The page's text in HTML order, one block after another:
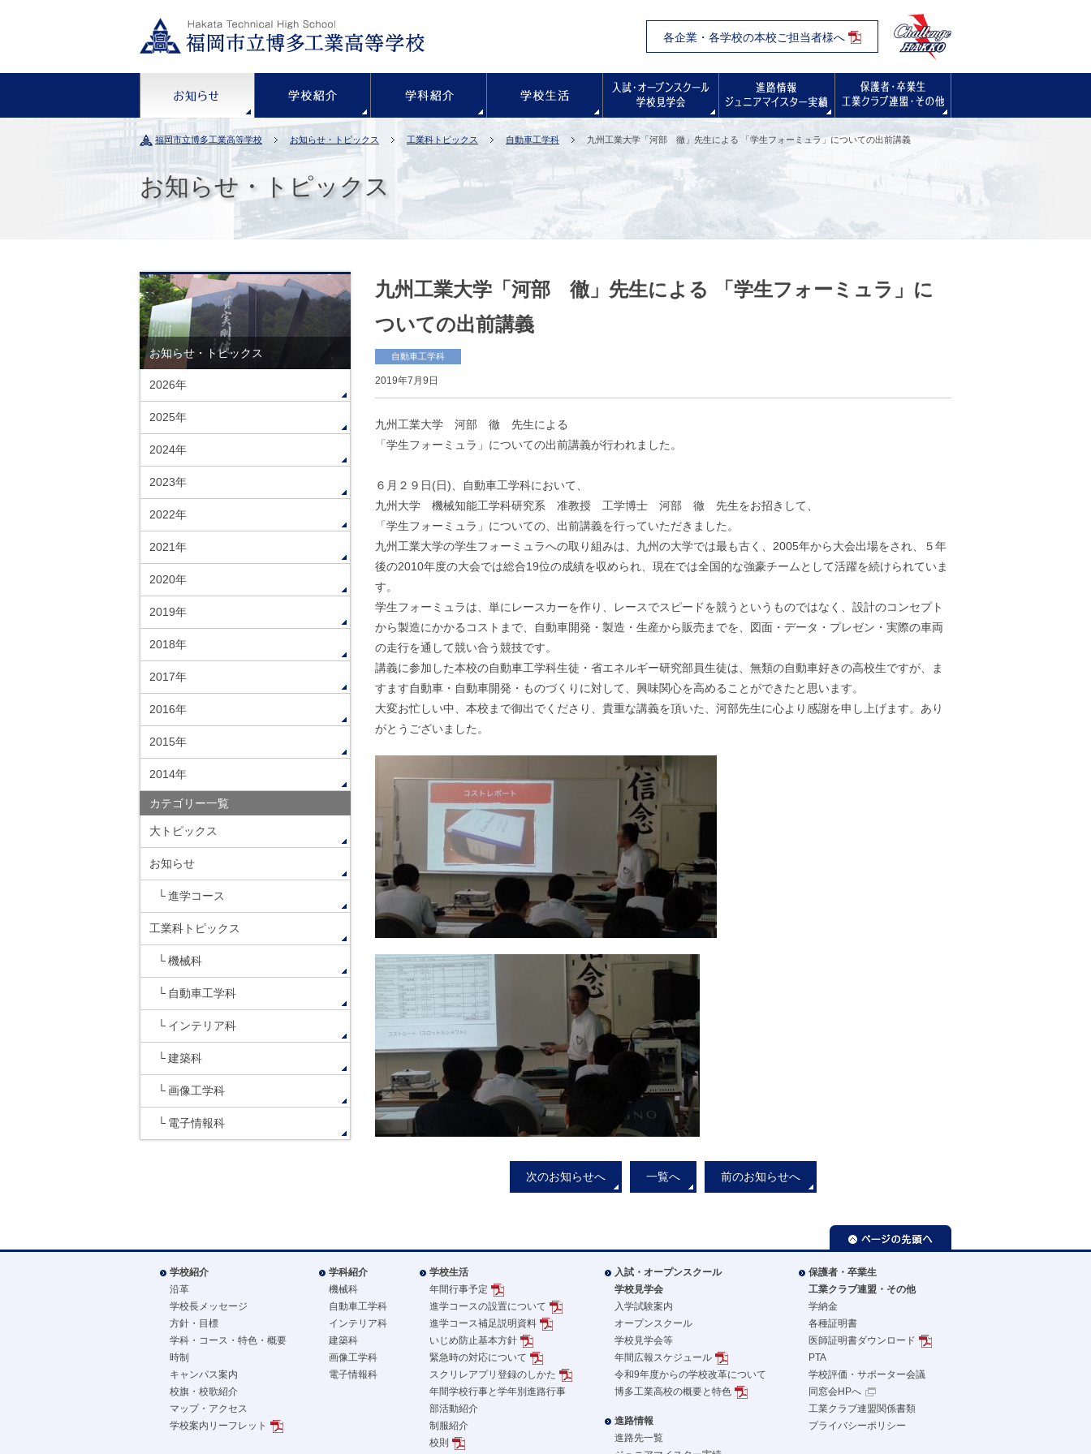
各企業・各学校の本校ご担当者様へ
学校生活 入試・オープンスクール・学校見学会
進路情報
福岡市立博多工業高等学校 お知らせ・トピックス 工業科トピックス 自動車工学科 九州工業大学「河部 徹」先生による 「学生フォーミュラ」についての出前講義
お知らせ・トピックス
九州工業大学「河部 徹」先生による 「学生フォーミュラ」に
ついての出前講義
自動車工学科
2019年7月9日
九州工業大学 河部 徹 先生による
「学生フォーミュラ」についての出前講義が行われました。
６月２９日(日)、自動車工学科において、
九州大学 機械知能工学科研究系 准教授 工学博士 河部 徹 先生をお招きして、
「学生フォーミュラ」についての、出前講義を行っていただきました。
九州工業大学の学生フォーミュラへの取り組みは、九州の大学では最も古く、2005年から大会出場をされ、５年
後の2010年度の大会では総合19位の成績を収められ、現在では全国的な強豪チームとして活躍を続けられていま
す。
学生フォーミュラは、単にレースカーを作り、レースでスピードを競うというものではなく、設計のコンセプト
から製造にかかるコストまで、自動車開発・製造・生産から販売までを、図面・データ・プレゼン・実際の車両
の走行を通して競い合う競技です。
講義に参加した本校の自動車工学科生徒・省エネルギー研究部員生徒は、無類の自動車好きの高校生ですが、ま
すます自動車・自動車開発・ものづくりに対して、興味関心を高めることができたと思います。
大変お忙しい中、本校まで御出でくださり、貴重な講義を頂いた、河部先生に心より感謝を申し上げます。あり
がとうございました。
次のお知らせへ 一覧へ 前のお知らせへ
お知らせ・トピックス
2026年
2025年
2024年
2023年
2022年
2021年
2020年
2019年
2018年
2017年
2016年
2015年
2014年
カテゴリー一覧
大トピックス
お知らせ
進学コース
工業科トピックス
機械科
自動車工学科
インテリア科
建築科
画像工学科
電子情報科
学校紹介
沿革
学校長メッセージ
方針・目標
学科・コース・特色・概要
時制
キャンパス案内
校旗・校歌紹介
マップ・アクセス
学校案内リーフレット
学科紹介
機械科
自動車工学科
インテリア科
建築科
画像工学科
電子情報科
学校生活
年間行事予定
進学コースの設置について
進学コース補足説明資料
いじめ防止基本方針
緊急時の対応について
スクリレアプリ登録のしかた
年間学校行事と学年別進路行事
部活動紹介
制服紹介
校則
入試・オープンスクール
学校見学会
入学試験案内
オープンスクール
学校見学会等
年間広報スケジュール
令和9年度からの学校改革について
博多工業高校の概要と特色
進路情報
進路先一覧
保護者・卒業生
工業クラブ連盟・その他
学納金
各種証明書
医師証明書ダウンロード
PTA
学校評価・サポーター会議
同窓会HPへ
工業クラブ連盟関係書類
プライバシーポリシー